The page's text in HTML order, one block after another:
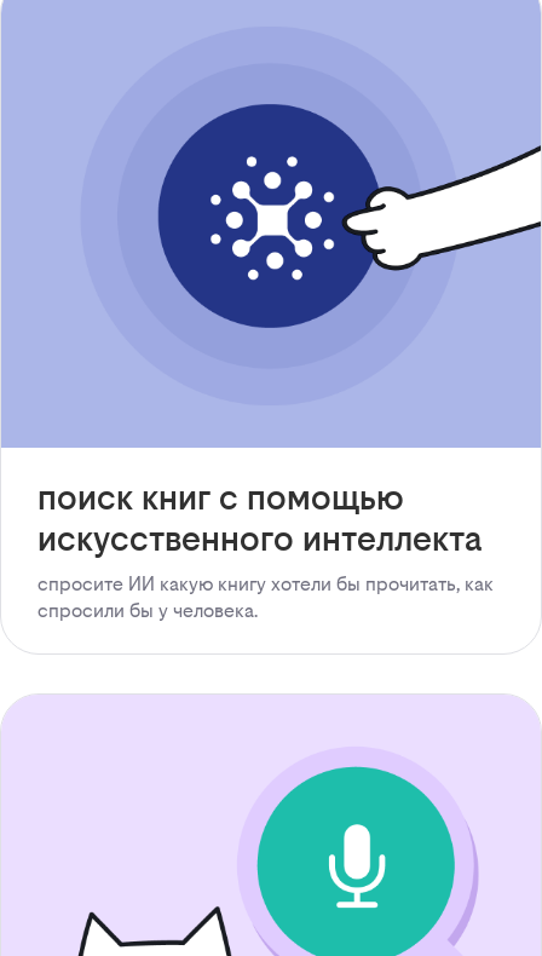
поиск книг с помощью
искусственного интеллекта
спросите ИИ какую книгу хотели бы прочитать, как
спросили бы у человека.